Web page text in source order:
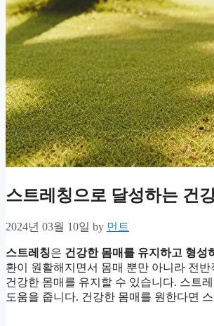
스트레칭으로 달성하는 건
2024년 03월 10일 by 먼트
스트레칭은 건강한 몸매를 유지하고 형성
환이 원활해지면서 몸매 뿐만 아니라 전
건강한 몸매를 유지할 수 있습니다. 스트
도움을 줍니다. 건강한 몸매를 원한다면